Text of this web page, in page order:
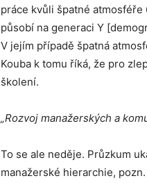
práce kvůli špatné
působí na generaci Y
V jejím případě špatná
Kouba k tomu říká, že pro
školení.
„Rozvoj manažerských a
To se ale neděje. Průzkum
manažerské hierarchie,